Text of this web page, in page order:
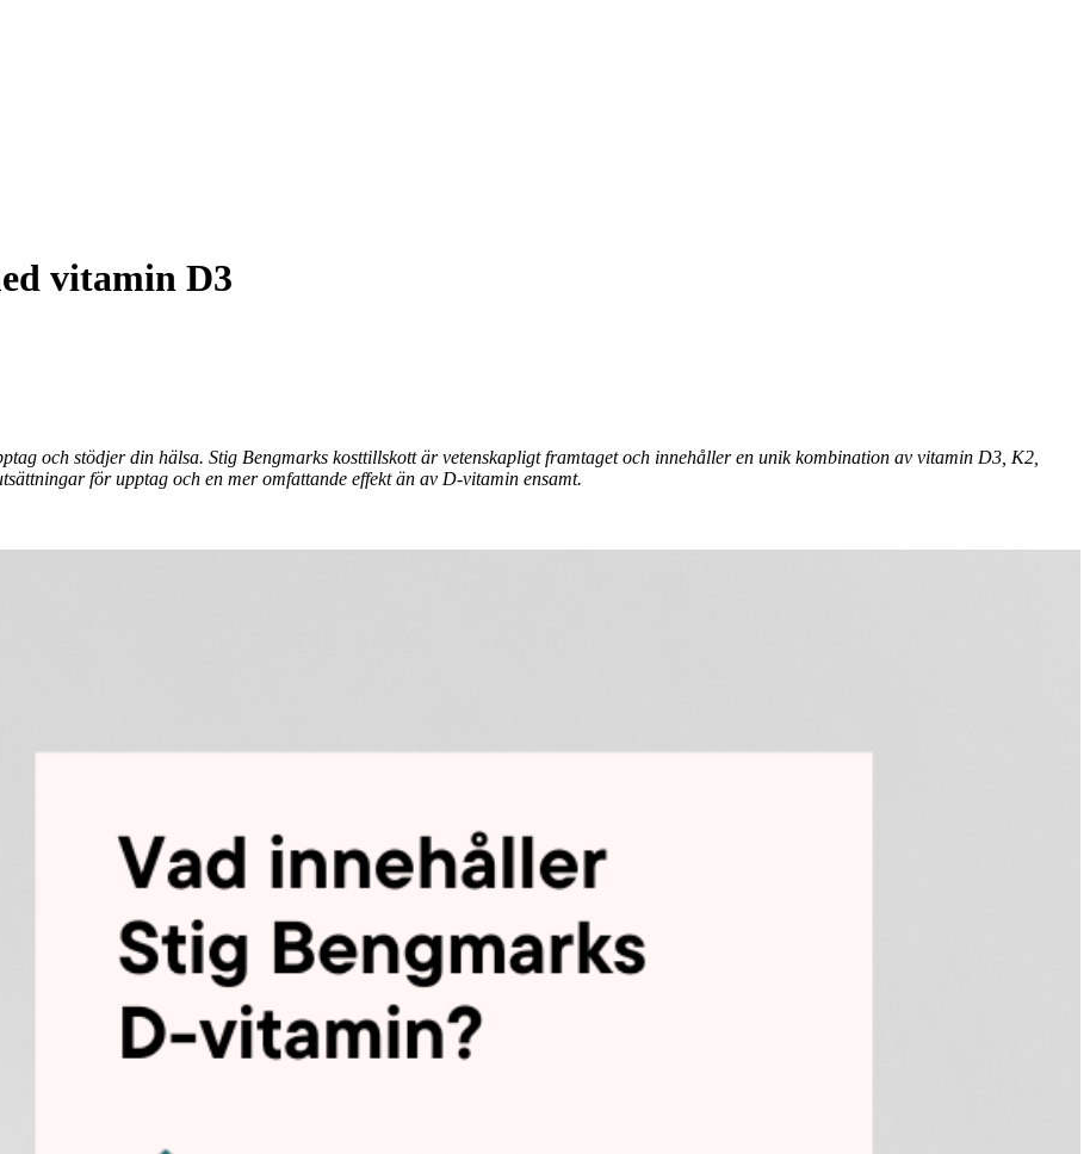
vitamin D3
och stödjer din hälsa. Stig Bengmarks kosttillskott är vetenskapligt framtaget och innehåller en unik kombination av vitamin D3, K2,
för upptag och en mer omfattande effekt än av D-vitamin ensamt.